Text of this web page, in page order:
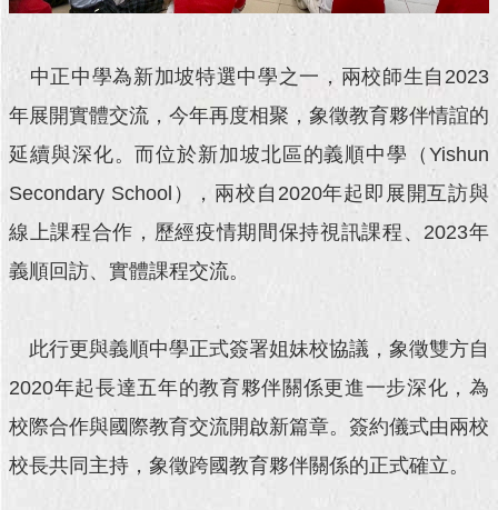
活
題
館
回
首
網
站
English
常
問
中正中學為新加坡特選中學之一，兩校師生自2023
年展開實體交流，今年再度相聚，象徵教育夥伴情誼的
延續與深化。而位於新加坡北區的義順中學（Yishun
Secondary School），兩校自2020年起即展開互訪與
線上課程合作，歷經疫情期間保持視訊課程、2023年
義順回訪、實體課程交流。
此行更與義順中學正式簽署姐妹校協議，象徵雙方自
2020年起長達五年的教育夥伴關係更進一步深化，為
校際合作與國際教育交流開啟新篇章。簽約儀式由兩校
校長共同主持，象徵跨國教育夥伴關係的正式確立。